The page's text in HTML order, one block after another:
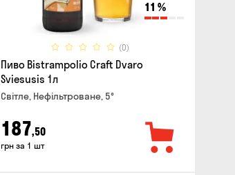
11 %
(0)
Пиво Bistrampolio Craft Dvaro
Sviesusis 1л
Світле, Нефільтроване, 5°
187,50
грн за 1 шт